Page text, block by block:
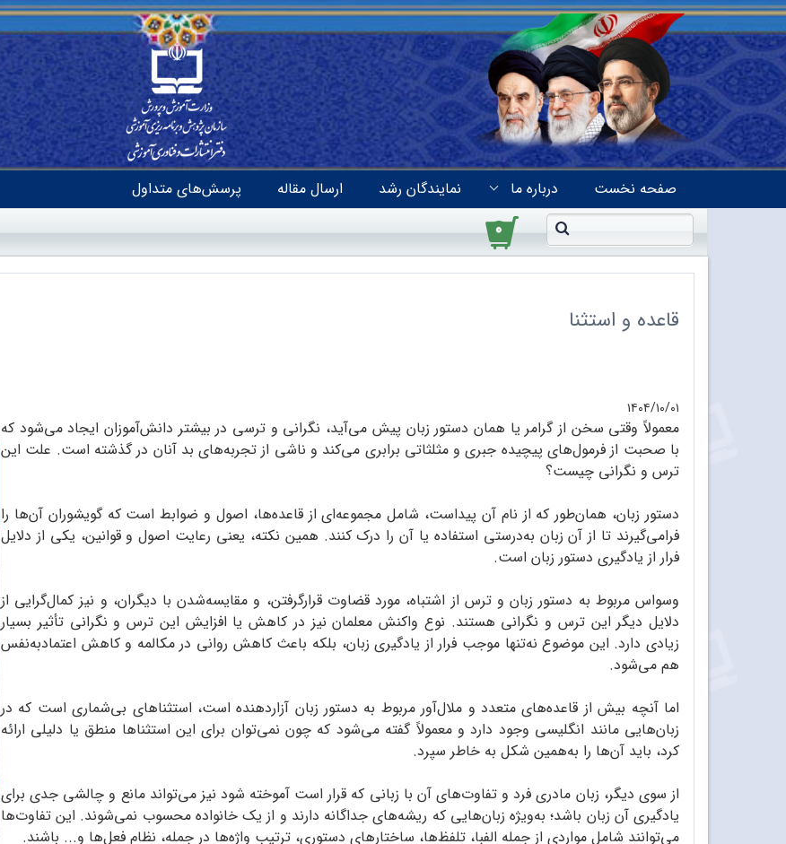
صفحه نخست درباره ما نمایندگان رشد ارسال مقاله پرسش‌های متداول
۰
قاعده و استثنا
۱۴۰۴/۱۰/۰۱
معمولاً وقتی سخن از گرامر یا همان دستور زبان پیش می‌آید، نگرانی و ترسی در بیشتر دانش‌آموزان ایجاد می‌شود که
با صحبت از فرمول‌های پیچیده‌ جبری و مثلثاتی برابری می‌کند و ناشی از تجربه‌های بد آنان در گذشته است. علت این
ترس و نگرانی چیست؟
دستور زبان، همان‌طور که از نام آن پیداست، شامل مجموعه‌ای از قاعده‌ها، اصول و ضوابط است که گویشوران آن‌ها را
فرامی‌گیرند تا از آن زبان به‌درستی استفاده یا آن را درک کنند. همین نکته، یعنی رعایت اصول و قوانین، یکی از دلایل
فرار از یادگیری دستور زبان است.
وسواس مربوط به دستور زبان و ترس از اشتباه، مورد قضاوت قرارگرفتن، و مقایسه‌شدن با دیگران، و نیز کمال‌گرایی از
دلایل دیگر این ترس و نگرانی هستند. نوع واکنش معلمان نیز در کاهش یا افزایش این ترس و نگرانی تأثیر بسیار
زیادی دارد. این موضوع نه‌تنها موجب فرار از یادگیری زبان، بلکه باعث کاهش روانی در مکالمه و کاهش اعتماد‌به‌نفس
هم می‌شود.
اما آنچه بیش از قاعده‌های متعدد و ملال‌آور مربوط به دستور زبان آزاردهنده است، استثناهای بی‌شماری است که در
زبان‌هایی مانند انگلیسی وجود دارد و معمولاً گفته می‌شود که چون نمی‌توان برای این استثناها منطق یا دلیلی ارائه
کرد، باید آن‌ها را به‌همین شکل به خاطر سپرد.
از سوی دیگر، زبان مادری فرد و تفاوت‌های آن با زبانی که قرار است آموخته شود نیز می‌تواند مانع و چالشی جدی برای
یادگیری آن زبان باشد؛ به‌ویژه زبان‌هایی که ریشه‌های جداگانه دارند و از یک خانواده محسوب نمی‌شوند. این تفاوت‌ها
می‌توانند شامل مواردی از جمله الفبا، تلفظ‌ها، ساختارهای دستوری، ترتیب واژه‌ها در جمله، نظام فعل‌ها و... باشند.